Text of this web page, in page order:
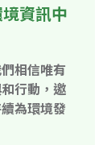
資訊中
相信唯有
行動，邀
為環境發